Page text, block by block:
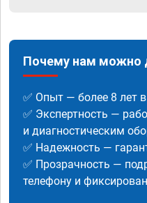
Почему нам можно
✅ Опыт — более 8 лет
✅ Экспертность —
и диагностическим
✅ Надежность —
✅ Прозрачность —
телефону и